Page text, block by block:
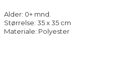
Alder: 0+ mnd.
Størrelse: 35 x 35 cm
Materiale: Polyester